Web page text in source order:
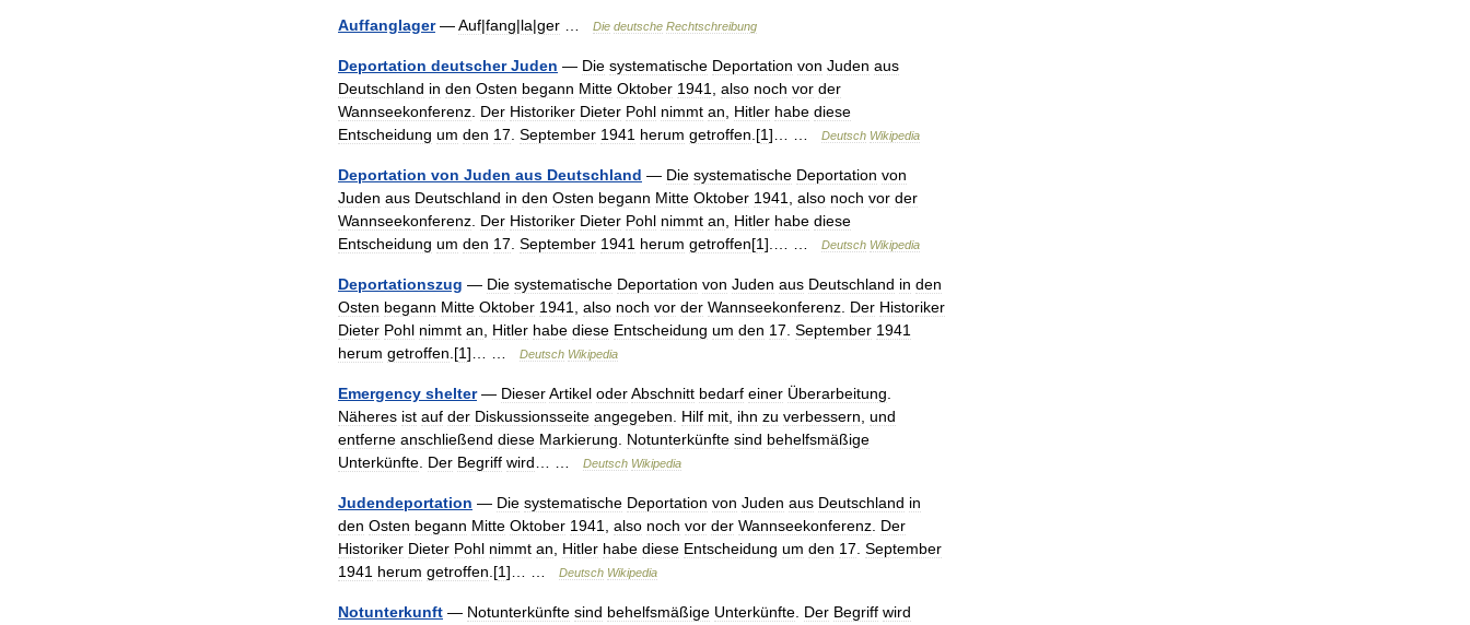
Auffanglager—Auf|fang|la|ger Die deutsche Rechtschreibung
Deportation deutscher Juden — Die systematische Deportation von Juden aus
Deutschland in den Osten begann Mitte Oktober 1941 also noch vor der
Wannseekonferenz Der Historiker Dieter Pohl nimmt an Hitler habe diese
Entscheidung um den 17 September 1941 herum getroffen .[1]… … Deutsch Wikipedia
Deportation von Juden aus Deutschland — Die systematische Deportation von
Juden aus Deutschland in den Osten begann Mitte Oktober 1941 also noch vor der
Wannseekonferenz Der Historiker Dieter Pohl nimmt an Hitler habe diese
Entscheidung um den 17 September 1941 herum getroffen[1].… … Deutsch Wikipedia
Deportationszug — Die systematische Deportation von Juden aus Deutschland in den
Osten begann Mitte Oktober 1941 also noch vor der Wannseekonferenz Der Historiker
Dieter Pohl nimmt an Hitler habe diese Entscheidung um den 17 September 1941
herum getroffen .[1]… … Deutsch Wikipedia
Emergency shelter— DieserArtikel oderAbschnitt bedarf einer Überarbeitung
Näheres ist auf der Diskussionsseite angegeben Hilf mit ihn zu verbessern und
entferne anschließend diese Markierung Notunterkünfte sind behelfsmäßige
Unterkünfte Der Begriff wird Deutsch Wikipedia
Judendeportation — Die systematische Deportation von Juden aus Deutschland in
den Osten begann Mitte Oktober 1941 also noch vor der Wannseekonferenz Der
Historiker Dieter Pohl nimmt an Hitler habe diese Entscheidung um den 17 September
1941 herum getroffen .[1]… … Deutsch Wikipedia
Notunterkunft — Notunterkünfte sind behelfsmäßige Unterkünfte Der Begriff wird